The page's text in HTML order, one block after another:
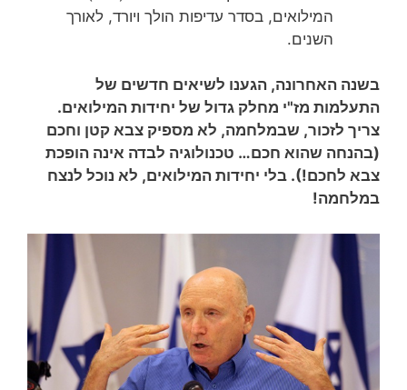
המילואים, בסדר עדיפות הולך ויורד, לאורך
השנים.
בשנה האחרונה, הגענו לשיאים חדשים של
התעלמות מז"י מחלק גדול של יחידות המילואים.
צריך לזכור, שבמלחמה, לא מספיק צבא קטן וחכם
(בהנחה שהוא חכם… טכנולוגיה לבדה אינה הופכת
צבא לחכם!). בלי יחידות המילואים, לא נוכל לנצח
במלחמה!